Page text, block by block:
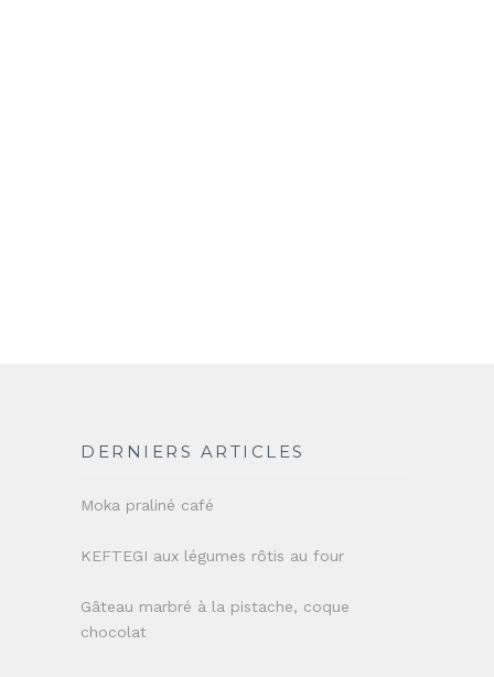
DERNIERS ARTICLES
Moka praliné café
KEFTEGI aux légumes rôtis au four
Gâteau marbré à la pistache, coque
chocolat